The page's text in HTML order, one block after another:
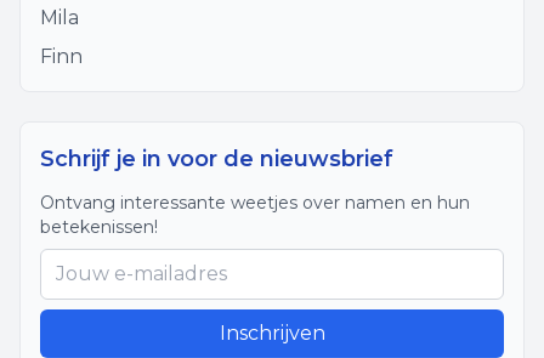
Mila
Finn
Schrijf je in voor de nieuwsbrief
Ontvang interessante weetjes over namen en hun
betekenissen!
Inschrijven